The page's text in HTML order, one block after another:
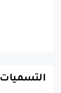
التسميات